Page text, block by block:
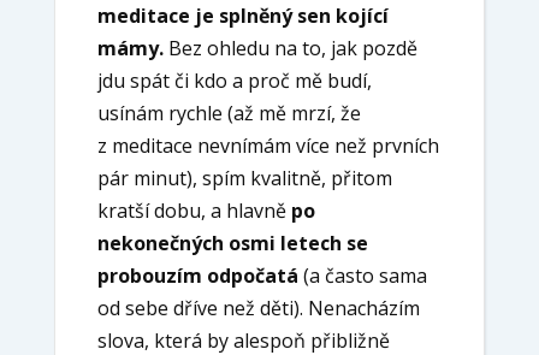
meditace je splněný sen kojící
mámy. Bez ohledu na to, jak pozdě
jdu spát či kdo a proč mě budí,
usínám rychle (až mě mrzí, že
z meditace nevnímám více než prvních
pár minut), spím kvalitně, přitom
kratší dobu, a hlavně po
nekonečných osmi letech se
probouzím odpočatá (a často sama
od sebe dříve než děti). Nenacházím
slova, která by alespoň přibližně